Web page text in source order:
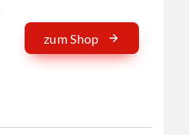
zum Shop